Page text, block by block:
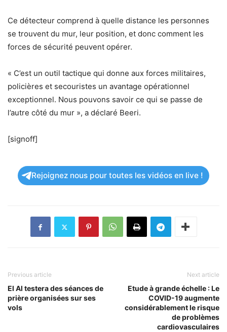
Ce détecteur comprend à quelle distance les personnes
se trouvent du mur, leur position, et donc comment les
forces de sécurité peuvent opérer.
« C’est un outil tactique qui donne aux forces militaires,
policières et secouristes un avantage opérationnel
exceptionnel. Nous pouvons savoir ce qui se passe de
l’autre côté du mur », a déclaré Beeri.
[signoff]
Rejoignez nous pour toutes les vidéos en live !
Previous article
El Al testera des séances de
prière organisées sur ses
vols
Next article
Etude à grande échelle : Le
COVID-19 augmente
considérablement le risque
de problèmes
cardiovasculaires